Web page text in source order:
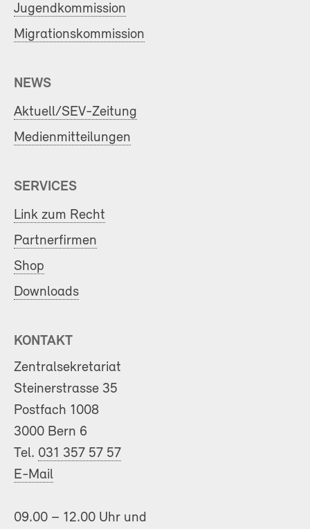
Jugendkommission
Migrationskommission
NEWS
Aktuell/SEV-Zeitung
Medienmitteilungen
SERVICES
Link zum Recht
Partnerfirmen
Shop
Downloads
KONTAKT
Zentralsekretariat
Steinerstrasse 35
Postfach 1008
3000 Bern 6
Tel. 031 357 57 57
E-Mail
09.00 – 12.00 Uhr und